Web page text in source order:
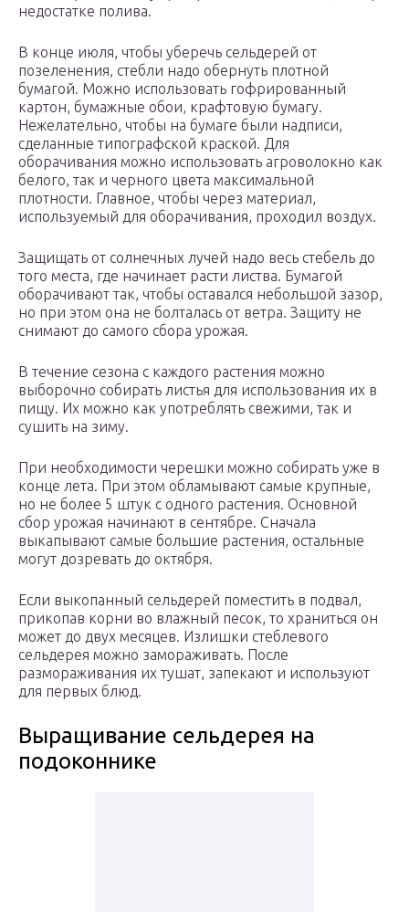
недостатке полива.
В конце июля, чтобы уберечь сельдерей от
позеленения, стебли надо обернуть плотной
бумагой. Можно использовать гофрированный
картон, бумажные обои, крафтовую бумагу.
Нежелательно, чтобы на бумаге были надписи,
сделанные типографской краской. Для
оборачивания можно использовать агроволокно как
белого, так и черного цвета максимальной
плотности. Главное, чтобы через материал,
используемый для оборачивания, проходил воздух.
Защищать от солнечных лучей надо весь стебель до
того места, где начинает расти листва. Бумагой
оборачивают так, чтобы оставался небольшой зазор,
но при этом она не болталась от ветра. Защиту не
снимают до самого сбора урожая.
В течение сезона с каждого растения можно
выборочно собирать листья для использования их в
пищу. Их можно как употреблять свежими, так и
сушить на зиму.
При необходимости черешки можно собирать уже в
конце лета. При этом обламывают самые крупные,
но не более 5 штук с одного растения. Основной
сбор урожая начинают в сентябре. Сначала
выкапывают самые большие растения, остальные
могут дозревать до октября.
Если выкопанный сельдерей поместить в подвал,
прикопав корни во влажный песок, то храниться он
может до двух месяцев. Излишки стеблевого
сельдерея можно замораживать. После
размораживания их тушат, запекают и используют
для первых блюд.
Выращивание сельдерея на
подоконнике